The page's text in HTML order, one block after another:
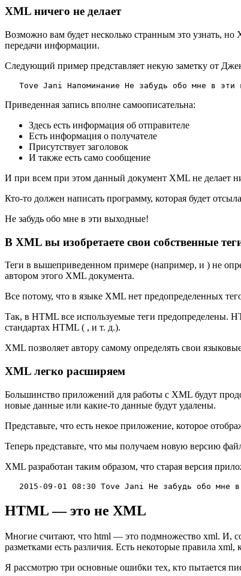
XML ничего не делает
Возможно вам будет несколько странным это узнать,
передачи информации.
Следующий пример представляет некую заметку от
Tove Jani Напоминание Не забудь обо мне в эти
Приведенная запись вполне самоописательна:
Здесь есть информация об отправителе
Есть информация о получателе
Присутствует заголовок
И также есть само сообщение
И при всем при этом данный документ XML не делает
Кто-то должен написать программу, которая будет
Не забудь обо мне в эти выходные!
В XML вы изобретаете свои собственные
Теги в вышеприведенном примере (например, и ) не
автором этого XML документа.
Все потому, что в языке XML нет предопределенных
Так, в HTML все используемые теги предопределены.
стандартах HTML ( , и т. д.).
XML позволяет автору самому определять свои
XML легко расширяем
Большинство приложений для работы с XML будут
новые данные или какие-то данные будут удалены.
Представьте, что есть некое приложение, которое
Теперь представьте, что мы получаем новую версию
XML разработан таким образом, что старая версия
2015-09-01 08:30 Tove Jani Не забудь обо мне
HTML — это не XML
Многие считают, что html — это подмножество xml. И,
разметками есть различия. Есть некоторые правила
Я рассмотрю три основные ошибки тех, кто пытается